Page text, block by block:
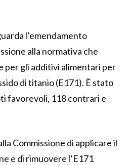
l’emendamento
alla normativa che
per gli additivi alimentari per
di titanio (E171). È stato
favorevoli, 118 contrari e
Commissione di applicare il
e di rimuovere l’E171